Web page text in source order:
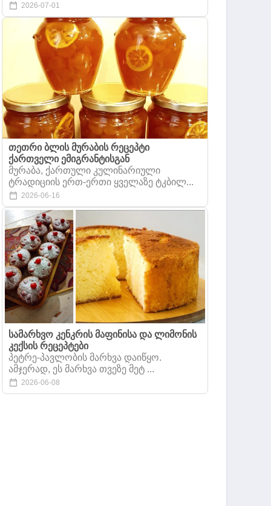
2026-07-01
თეთრი ბლის მურაბის რეცეპტი
ქართველი ემიგრანტისგან
მურაბა, ქართული კულინარიული
ტრადიციის ერთ-ერთი ყველაზე ტკბილ...
2026-06-16
სამარხვო კენკრის მაფინისა და ლიმონის
კექსის რეცეპტები
პეტრე-პავლობის მარხვა დაიწყო.
ამჯერად, ეს მარხვა თვეზე მეტ ...
2026-06-08